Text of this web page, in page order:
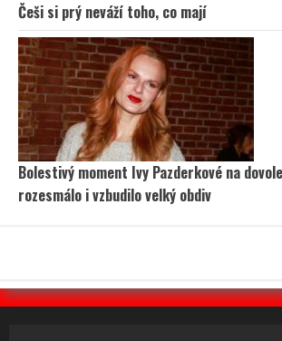
Češi si prý neváží toho, co mají
Bolestivý moment Ivy Pazderkové na
rozesmálo i vzbudilo velký obdiv